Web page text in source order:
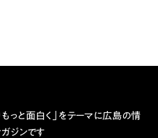
っと面白く」をテーマに広島の情
ジンです